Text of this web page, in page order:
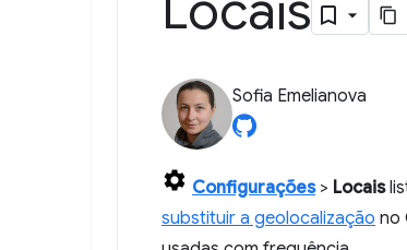
Sofia Emelianova
Configurações> Locais
substituir a geolocalização no